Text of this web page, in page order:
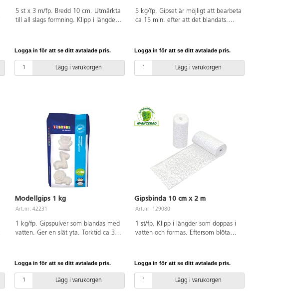
5 st x 3 m/fp. Bredd 10 cm. Utmärkta
till all slags formning. Klipp i längder
kan olika material användas som
pappfigurer, egentillverkade former
av kartong eller lera. När arbetet
Logga in för att se ditt avtalade pris.
Lägg i varukorgen
5 kg/fp. Gipset är möjligt att bearbeta
ca 15 min. efter att det blandats.
Bruksanvisning finns på
Logga in för att se ditt avtalade pris.
Lägg i varukorgen
Modellgips 1 kg
Art.nr: 42231
1 kg/fp. Gipspulver som blandas med
vatten. Ger en slät yta. Torktid ca 30
Bruksanvisning medföljer.
Logga in för att se ditt avtalade pris.
Lägg i varukorgen
Gipsbinda 10 cm x 2 m
Art.nr: 129080
1 st/fp. Klipp i längder som doppas i
vatten och formas. Eftersom blöta
t.ex. ballonger, styropor, pappfigurer,
eller lera. När arbetet torkat kan det
målas. PVC-fri
Logga in för att se ditt avtalade pris.
Lägg i varukorgen